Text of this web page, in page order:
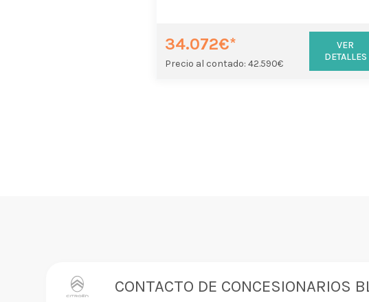
34.072€*
Precio al contado: 42.590€
VER
DETALLES
CONTACTO DE CONCESIONARIOS